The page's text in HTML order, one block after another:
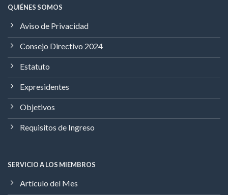
QUIÉNES SOMOS
Aviso de Privacidad
Consejo Directivo 2024
Estatuto
Expresidentes
Objetivos
Requisitos de Ingreso
SERVICIO A LOS MIEMBROS
Artículo del Mes